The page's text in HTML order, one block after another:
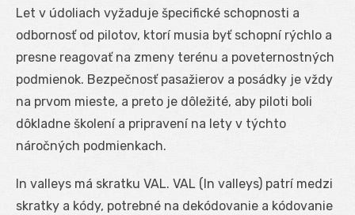
Let v údoliach vyžaduje špecifické schopnosti a
odbornosť od pilotov, ktorí musia byť schopní rýchlo a
presne reagovať na zmeny terénu a poveternostných
podmienok. Bezpečnosť pasažierov a posádky je vždy
na prvom mieste, a preto je dôležité, aby piloti boli
dôkladne školení a pripravení na lety v týchto
náročných podmienkach.
In valleys má skratku VAL. VAL (In valleys) patrí medzi
skratky a kódy, potrebné na dekódovanie a kódovanie